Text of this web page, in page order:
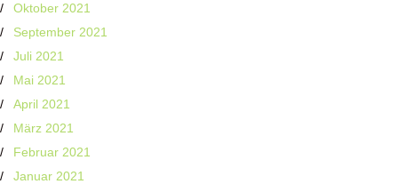
Oktober 2021
September 2021
Juli 2021
Mai 2021
April 2021
März 2021
Februar 2021
Januar 2021